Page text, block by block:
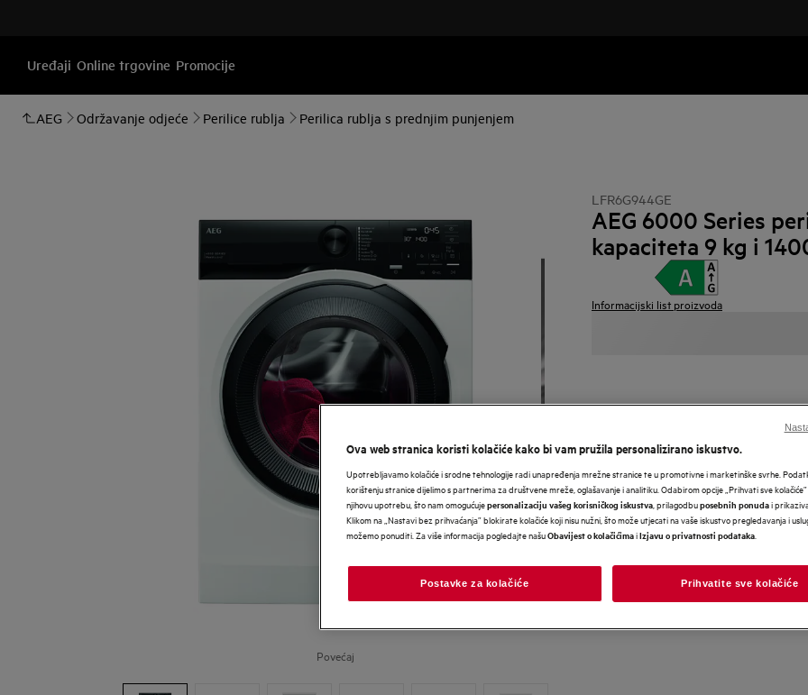
Uređaji Online trgovine Promocije
AEG Održavanje odjeće Perilice rublja Perilica rublja s prednjim punjenjem
Povećaj
LFR6G944GE
AEG 6000 Series
kapaciteta 9 kg i
Informacijski list proizvoda
Ova web stranica koristi kolačiće kako bi vam pružila personalizirano iskustvo.
Upotrebljavamo kolačiće i srodne tehnologije radi unapređenja mrežne stranice te u promotivne i marketinške svrhe.
korištenju stranice dijelimo s partnerima za društvene mreže, oglašavanje i analitiku. Odabirom opcije „Prihvati sve
njihovu upotrebu, što nam omogućujepersonalizaciju vašeg korisničkog iskustva , prilagodbuposebnih ponudai
Klikom na „Nastavi bez prihvaćanja” blokirate kolačiće koji nisu nužni, što može utjecati na vaše iskustvo pregledavanja i
možemo ponuditi. Za više informacija pogledajte našuObavijest o kolačićimaiIzjavu o privatnosti podataka
Postavke za kolačiće Prihvatite sve kolačiće